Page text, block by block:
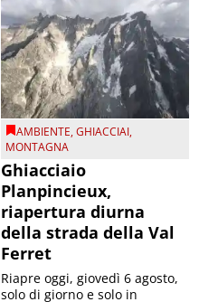
AMBIENTE,GHIACCIAI,
MONTAGNA
Ghiacciaio
Planpincieux,
riapertura diurna
della strada della Val
Ferret
Riapre oggi, giovedì 6 agosto,
solo di giorno e solo in